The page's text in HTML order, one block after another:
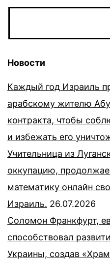
Новости
Каждый год Израиль
арабскому жителю
контракта, чтобы
и избежать его
Учительница из
оккупацию,
математику онлайн
Израиль. 26.07.2026
Соломон Франкфурт,
способствовал
Украины, создав